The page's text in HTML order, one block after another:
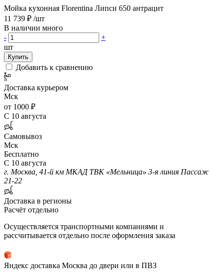
Мойка кухонная Florentina Липси 650 антрацит
11 739 ₽ /шт
В наличии много
-
+
шт
Купить
Добавить к сравнению
Доставка курьером
Мск
от 1000 ₽
С 10 августа
Самовывоз
Мск
Бесплатно
С 10 августа
г. Москва, 41-й км МКАД ТВК «Мельница» 3-я линия Пассаж
21-22
Доставка в регионы
Расчёт отдельно
Осуществляется транспортными компаниями и
рассчитывается отдельно после оформления заказа
Яндекс доставка Москва до двери или в ПВЗ